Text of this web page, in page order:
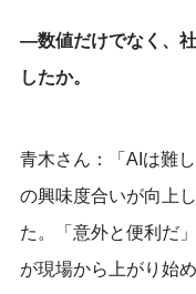
―数値だけでなく、
したか。
青木さん：「AIは難
の興味度合いが向上
た。「意外と便利だ
が現場から上がり始